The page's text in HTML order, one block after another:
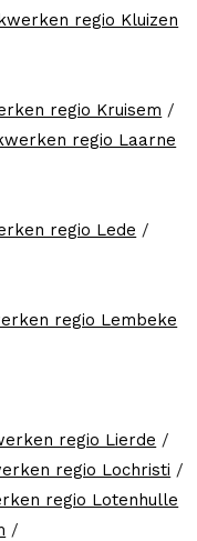
regio Kluizen
regio Kruisem /
regio Laarne
regio Lede /
regio Lembeke
regio Lierde /
regio Lochristi /
regio Lotenhulle
/